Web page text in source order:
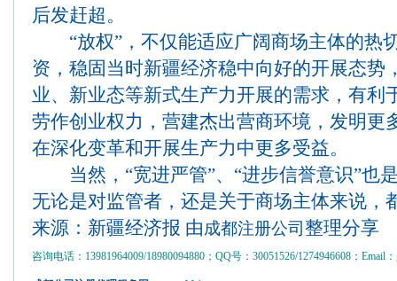
后发赶超。
“放权”，不仅能适应广阔商场主体的热
资，稳固当时新疆经济稳中向好的开展态势
业、新业态等新式生产力开展的需求，有利
劳作创业权力，营建杰出营商环境，发明更
在深化变革和开展生产力中更多受益。
当然，“宽进严管”、“进步信誉意识”也
无论是对监管者，还是关于商场主体来说，
来源： 新疆经济报 由成都注册公司整理分享
咨询电话：13981964009/18980094880；QQ号：30051526/1274946608；Email